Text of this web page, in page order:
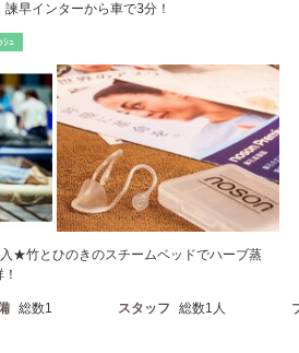
早インターから車で3分！
ｼｭ
入★竹とひのきのスチームベッドでハーブ蒸
総数1 スタッフ 総数1人